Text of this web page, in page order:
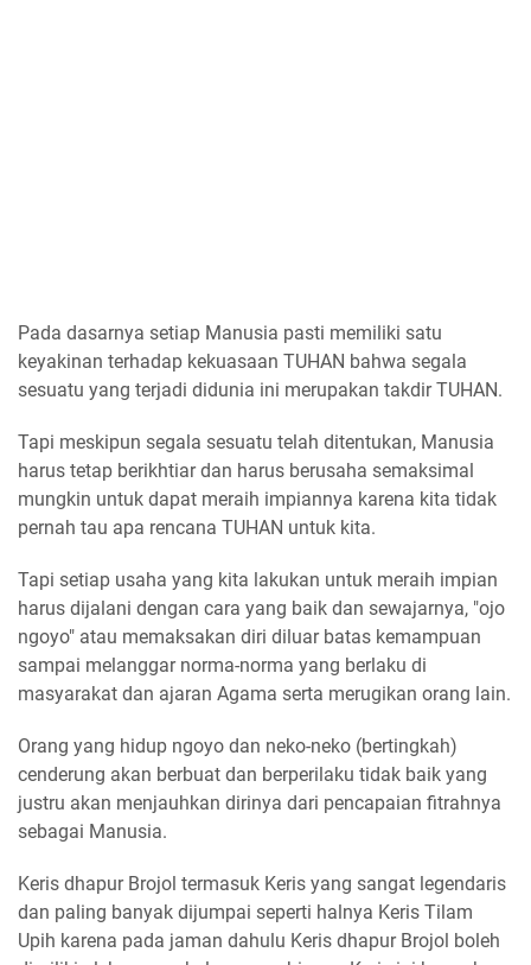
Pada dasarnya setiap Manusia pasti memiliki satu
keyakinan terhadap kekuasaan TUHAN bahwa segala
sesuatu yang terjadi didunia ini merupakan takdir TUHAN.
Tapi meskipun segala sesuatu telah ditentukan, Manusia
harus tetap berikhtiar dan harus berusaha semaksimal
mungkin untuk dapat meraih impiannya karena kita tidak
pernah tau apa rencana TUHAN untuk kita.
Tapi setiap usaha yang kita lakukan untuk meraih impian
harus dijalani dengan cara yang baik dan sewajarnya, "ojo
ngoyo" atau memaksakan diri diluar batas kemampuan
sampai melanggar norma-norma yang berlaku di
masyarakat dan ajaran Agama serta merugikan orang lain.
Orang yang hidup ngoyo dan neko-neko (bertingkah)
cenderung akan berbuat dan berperilaku tidak baik yang
justru akan menjauhkan dirinya dari pencapaian fitrahnya
sebagai Manusia.
Keris dhapur Brojol termasuk Keris yang sangat legendaris
dan paling banyak dijumpai seperti halnya Keris Tilam
Upih karena pada jaman dahulu Keris dhapur Brojol boleh